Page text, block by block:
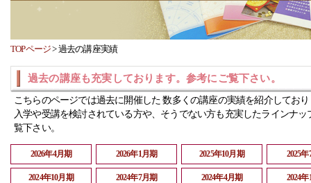
TOPページ>過去の講座実績
過去の講座も充実しております。参考にご覧下さい。
こちらのページでは過去に開催した 数多くの講座の実績を紹介してお
入学や受講を検討されている方や、そうでない方も充実したラインナッ
覧下さい。
2026年4月期 2026年1月期 2025年10月期 2025
2024年10月期 2024年7月期 2024年4月期 2024